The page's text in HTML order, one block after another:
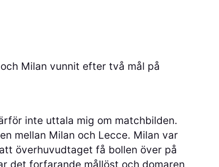
Milan vunnit efter två mål på
inte uttala mig om matchbilden.
mellan Milan och Lecce. Milan var
överhuvudtaget få bollen över på
det forfarande mållöst och domaren